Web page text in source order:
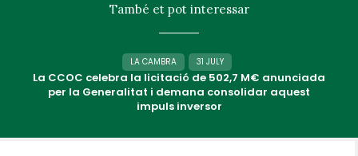
També et pot interessar
LA CAMBRA 31 JULY
La CCOC celebra la licitació de 502,7 M€ anunciada
per la Generalitat i demana consolidar aquest
impuls inversor